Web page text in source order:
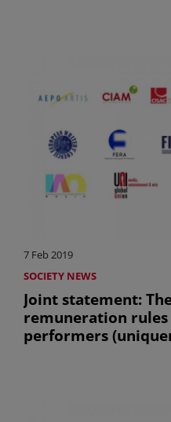
7 Feb 2019
SOCIETY NEWS
Joint statement:
remuneration
performers